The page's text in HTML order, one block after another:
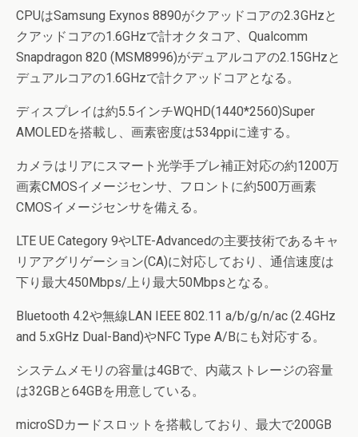
CPUはSamsung Exynos 8890がクアッドコアの2.3GHzと
クアッドコアの1.6GHzで計オクタコア、Qualcomm
Snapdragon 820 (MSM8996)がデュアルコアの2.15GHzと
デュアルコアの1.6GHzで計クアッドコアとなる。
ディスプレイは約5.5インチWQHD(1440*2560)Super
AMOLEDを搭載し、画素密度は534ppiに達する。
カメラはリアにスマート光学手ブレ補正対応の約1200万
画素CMOSイメージセンサ、フロントに約500万画素
CMOSイメージセンサを備える。
LTE UE Category 9やLTE-Advancedの主要技術であるキャ
リアアグリゲーション(CA)に対応しており、通信速度は
下り最大450Mbps/上り最大50Mbpsとなる。
Bluetooth 4.2や無線LAN IEEE 802.11 a/b/g/n/ac (2.4GHz
and 5.xGHz Dual-Band)やNFC Type A/Bにも対応する。
システムメモリの容量は4GBで、内蔵ストレージの容量
は32GBと64GBを用意している。
microSDカードスロットを搭載しており、最大で200GB